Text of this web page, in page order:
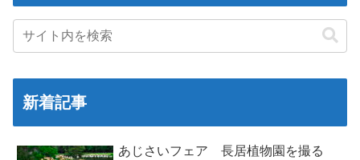
新着記事
あじさいフェア 長居植物園を撮る